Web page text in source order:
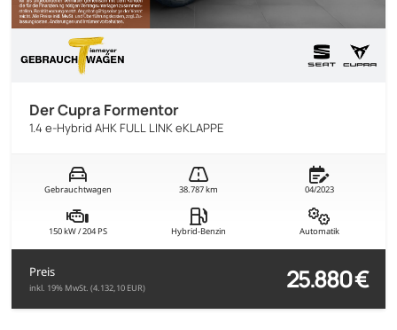
Der Cupra Formentor
1.4 e-Hybrid AHK FULL LINK eKLAPPE
Gebrauchtwagen 38.787 km 04/2023
150 kW / 204 PS Hybrid-Benzin Automatik
Preis
inkl. 19% MwSt. (4.132,10 EUR) 25.880 €